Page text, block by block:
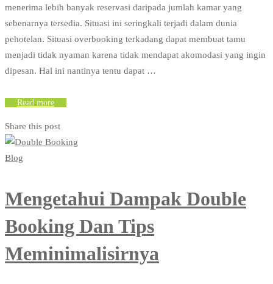
menerima lebih banyak reservasi daripada jumlah kamar yang
sebenarnya tersedia. Situasi ini seringkali terjadi dalam dunia
pehotelan. Situasi overbooking terkadang dapat membuat tamu
menjadi tidak nyaman karena tidak mendapat akomodasi yang ingin
dipesan. Hal ini nantinya tentu dapat …
Read more
Share this post
Blog
Mengetahui Dampak Double
Booking Dan Tips
Meminimalisirnya